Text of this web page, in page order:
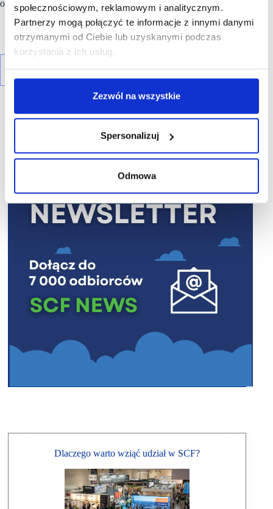
społecznościowym, reklamowym i analitycznym.
Partnerzy mogą połączyć te informacje z innymi danymi
otrzymanymi od Ciebie lub uzyskanymi podczas
korzystania z ich usług.
Zezwól na wszystkie
Spersonalizuj
Odmowa
od 2004 roku.
R E K L A M A
Dlaczego warto wziąć udział w SCF?